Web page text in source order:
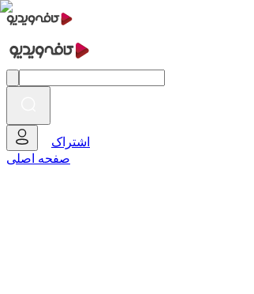
اشتراک
صفحه اصلی